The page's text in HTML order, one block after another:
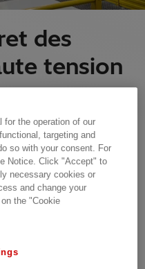
des
tension
for the operation of our
targeting and
so with your consent. For
Notice. Click "Accept" to
necessary cookies or
and change your
the "Cookie